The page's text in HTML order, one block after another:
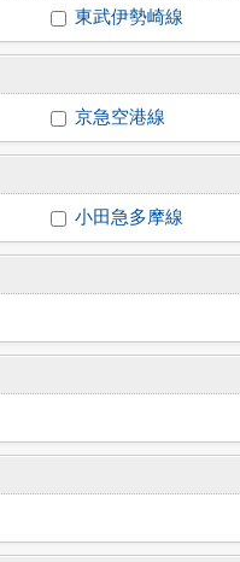
東武伊勢崎線
京急空港線
小田急多摩線